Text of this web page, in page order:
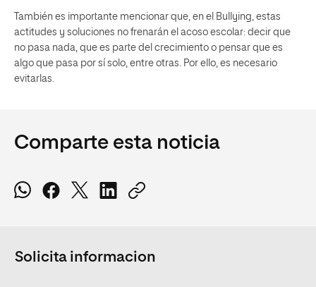
También es importante mencionar que, en el Bullying, estas
actitudes y soluciones no frenarán el acoso escolar: decir que
no pasa nada, que es parte del crecimiento o pensar que es
algo que pasa por sí solo, entre otras. Por ello, es necesario
evitarlas.
Comparte esta noticia
Solicita informacion